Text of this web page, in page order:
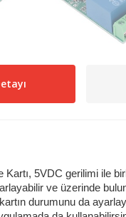
Kartı, 5VDC gerilimi ile
ve üzerinde
durumunu da